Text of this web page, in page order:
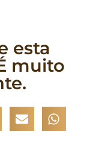
esta
muito